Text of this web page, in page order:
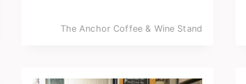
The Anchor Coffee & Wine Stand